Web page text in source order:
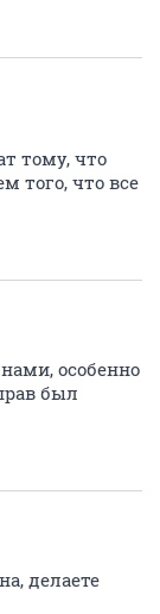
тому, что
того, что все
особенно
был
делаете